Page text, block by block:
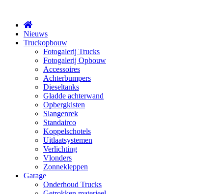
Nieuws
Truckopbouw
Fotogalerij Trucks
Fotogalerij Opbouw
Accessoires
Achterbumpers
Dieseltanks
Gladde achterwand
Opbergkisten
Slangenrek
Standairco
Koppelschotels
Uitlaatsystemen
Verlichting
Vlonders
Zonnekleppen
Garage
Onderhoud Trucks